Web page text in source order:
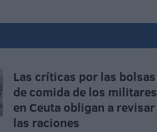
Las críticas por las bolsas
de comida de los militares
en Ceuta obligan a revisar
las raciones